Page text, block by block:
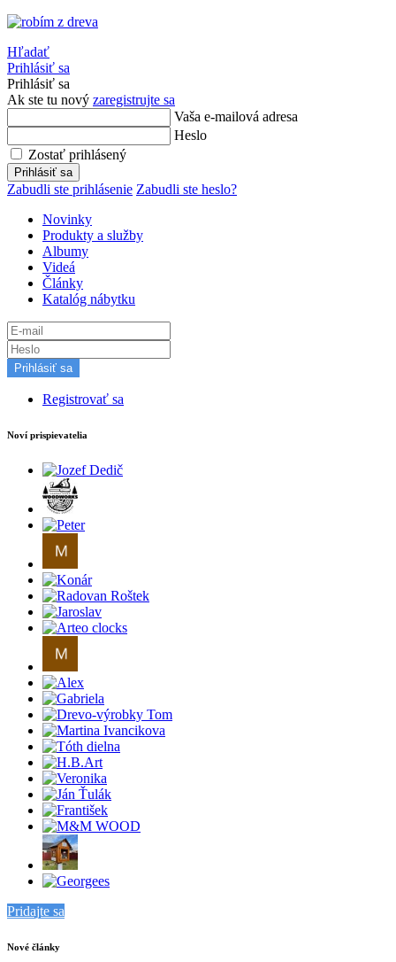
Hľadať
Prihlásiť sa
Prihlásiť sa
Ak ste tu nový zaregistrujte sa
Vaša e-mailová adresa
Heslo
Zostať prihlásený
Prihlásiť sa
Zabudli ste prihlásenie Zabudli ste heslo?
Novinky
Produkty a služby
Albumy
Videá
Články
Katalóg nábytku
Prihlásiť sa
Registrovať sa
Noví prispievatelia
Pridajte sa
Nové články